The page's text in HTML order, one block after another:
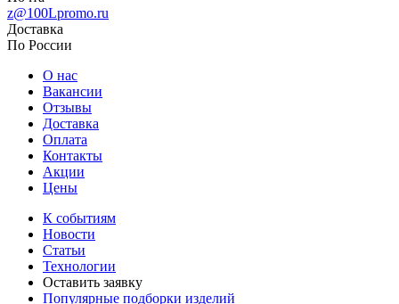
z@100Lpromo.ru
Доставка
По России
О нас
Вакансии
Отзывы
Доставка
Оплата
Контакты
Акции
Цены
К событиям
Новости
Статьи
Технологии
Оставить заявку
Популярные подборки изделий